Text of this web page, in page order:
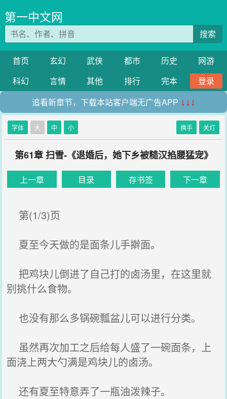
第一中文网
搜索
首页 玄幻 武侠 都市 历史
网游
科幻
言情 其他 排行 完本
登录
追看新章节，下载本站客户端无广告APP ↓↓↓
字体 大 中 小 换手 关灯
第61章 扫雪-《退婚后，她下乡被糙汉掐腰猛宠》
上一章 目录 存书签 下一章
第(1/3)页
夏至今天做的是面条儿手擀面。
把鸡块儿倒进了自己打的卤汤里，在这里就
别挑什么食物。
也没有那么多锅碗瓢盆儿可以进行分类。
虽然再次加工之后给每人盛了一碗面条，上
面浇上两大勺满是鸡块儿的卤汤。
还有夏至特意弄了一瓶油泼辣子。